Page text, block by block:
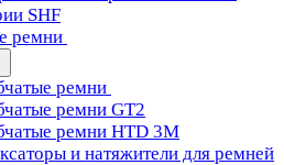
SHF
ремни
ремни
ремни GT2
ремни HTD 3M
и натяжители для ремней